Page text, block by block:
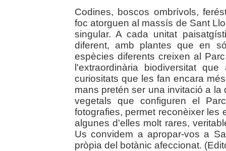
Codines, boscos ombrívols,
foc atorguen al massís de Sant
singular. A cada unitat
diferent, amb plantes que en
espècies diferents creixen al
l'extraordinària biodiversitat
curiositats que les fan encara
mans pretén ser una invitació a
vegetals que configuren el
fotografies, permet reconèixer les
algunes d'elles molt rares,
Us convidem a apropar-vos a
pròpia del botànic afeccionat.